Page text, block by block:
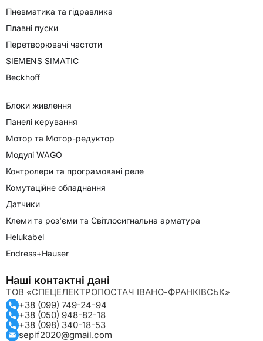
Пневматика та гідравлика
Плавні пуски
Перетворювачі частоти
SIEMENS SIMATIC
Beckhoff
Блоки живлення
Панелі керування
Мотор та Мотор-редуктор
Модулі WAGO
Контролери та програмовані реле
Комутаційне обладнання
Датчики
Клеми та роз'єми та Світлосигнальна арматура
Helukabel
Endress+Hauser
Наші контактні дані
ТОВ «СПЕЦЕЛЕКТРОПОСТАЧ ІВАНО-ФРАНКІВСЬК»
+38 (099) 749-24-94
+38 (050) 948-82-18
+38 (098) 340-18-53
sepif2020@gmail.com